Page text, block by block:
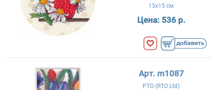
15x15 см
Цена: 536 р.
Арт. m1087
РТО (RTO Ltd)